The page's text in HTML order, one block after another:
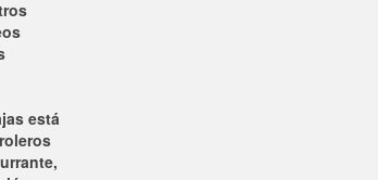
está